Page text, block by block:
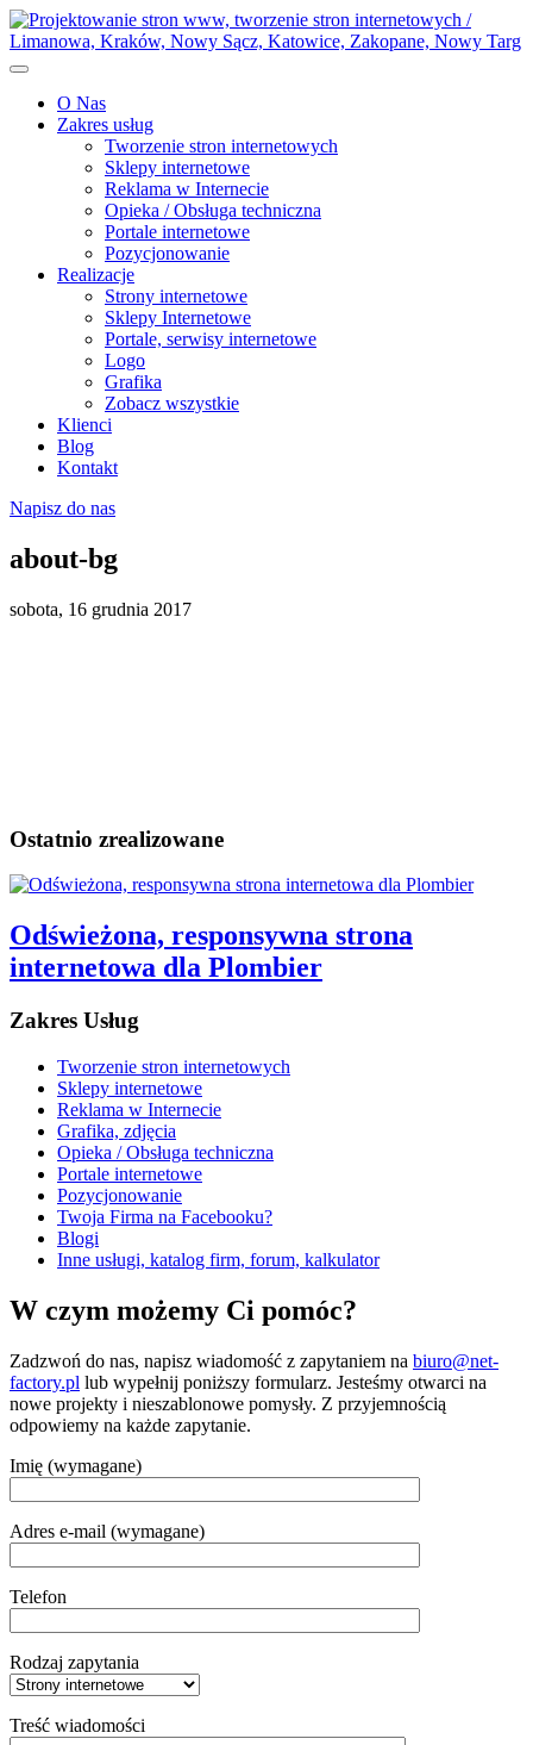
O Nas
Zakres usług
Tworzenie stron internetowych
Sklepy internetowe
Reklama w Internecie
Opieka / Obsługa techniczna
Portale internetowe
Pozycjonowanie
Realizacje
Strony internetowe
Sklepy Internetowe
Portale, serwisy internetowe
Logo
Grafika
Zobacz wszystkie
Klienci
Blog
Kontakt
Napisz do nas
about-bg
sobota, 16 grudnia 2017
Ostatnio zrealizowane
Odświeżona, responsywna strona
internetowa dla Plombier
Zakres Usług
Tworzenie stron internetowych
Sklepy internetowe
Reklama w Internecie
Grafika, zdjęcia
Opieka / Obsługa techniczna
Portale internetowe
Pozycjonowanie
Twoja Firma na Facebooku?
Blogi
Inne usługi, katalog firm, forum, kalkulator
W czym możemy Ci pomóc?
Zadzwoń do nas, napisz wiadomość z zapytaniem na biuro@net-
factory.pl lub wypełnij poniższy formularz. Jesteśmy otwarci na
nowe projekty i nieszablonowe pomysły. Z przyjemnością
odpowiemy na każde zapytanie.
Imię (wymagane)
Adres e-mail (wymagane)
Telefon
Rodzaj zapytania
Treść wiadomości